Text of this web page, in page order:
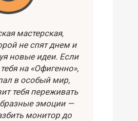
мастерская,
не спят днем и
новые идеи. Если
на «Офигенно»,
в особый мир,
тебя переживать
эмоции —
монитор до